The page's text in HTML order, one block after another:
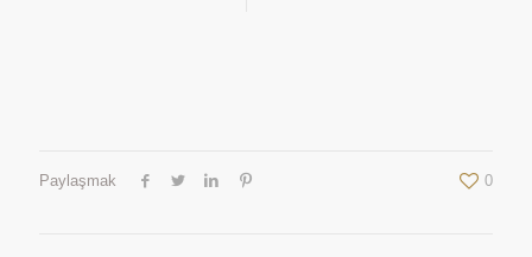
Paylaşmak 0